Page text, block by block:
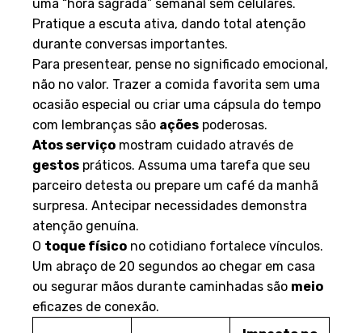
uma “hora sagrada” semanal sem celulares.
Pratique a escuta ativa, dando total atenção
durante conversas importantes.
Para presentear, pense no significado emocional,
não no valor. Trazer a comida favorita sem uma
ocasião especial ou criar uma cápsula do tempo
com lembranças são ações poderosas.
Atos serviço mostram cuidado através de
gestos práticos. Assuma uma tarefa que seu
parceiro detesta ou prepare um café da manhã
surpresa. Antecipar necessidades demonstra
atenção genuína.
O toque físico no cotidiano fortalece vínculos.
Um abraço de 20 segundos ao chegar em casa
ou segurar mãos durante caminhadas são meio
eficazes de conexão.